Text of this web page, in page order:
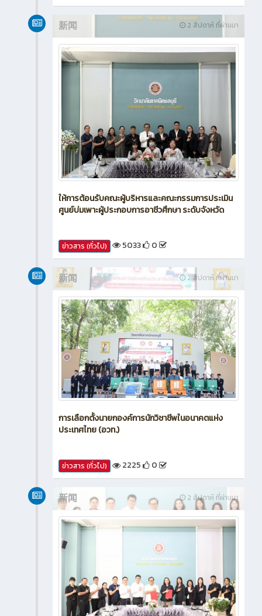
2 สัปดาห์ ที่ผ่านมา
新闻
ให้การต้อนรับคณะผู้บริหารและคณะกรรมการประเมิน
ศูนย์บ่มเพาะผู้ประกอบการอาชีวศึกษา ระดับจังหวัด
ข่าวสาร (ทั่วไป) 5033 0
2 สัปดาห์ ที่ผ่านมา
新闻
การเลือกตั้งนายกองค์การนักวิชาชีพในอนาคตแห่ง
ประเทศไทย (อวท.)
ข่าวสาร (ทั่วไป) 2225 0
2 สัปดาห์ ที่ผ่านมา
新闻